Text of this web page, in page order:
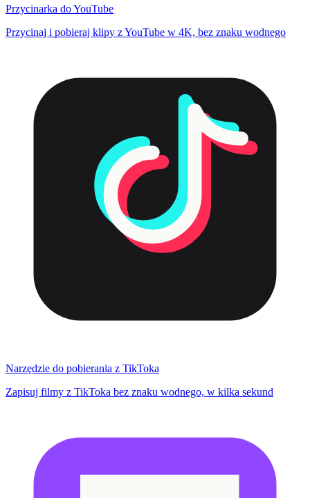
Przycinarka do YouTube
Przycinaj i pobieraj klipy z YouTube w 4K, bez znaku wodnego
Narzędzie do pobierania z TikToka
Zapisuj filmy z TikToka bez znaku wodnego, w kilka sekund